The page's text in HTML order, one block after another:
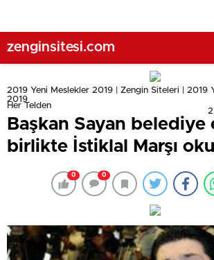
zenginsitesi.com
2019 Yeni Meslekler 2019 | Zengin Siteleri | 2019
2019
Her Telden
Başkan Sayan
birlikte İstiklal Marşı
0 0